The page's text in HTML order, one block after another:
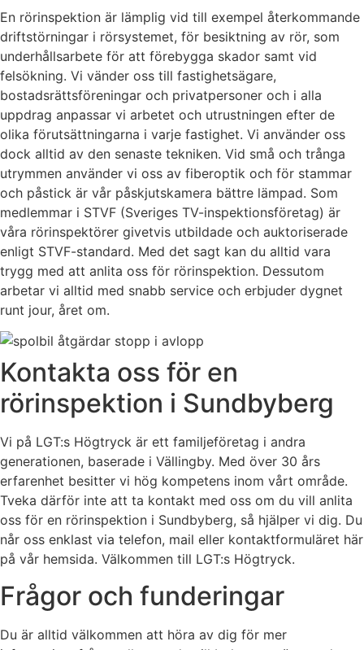
En rörinspektion är lämplig vid till exempel återkommande
driftstörningar i rörsystemet, för besiktning av rör, som
underhållsarbete för att förebygga skador samt vid
felsökning. Vi vänder oss till fastighetsägare,
bostadsrättsföreningar och privatpersoner och i alla
uppdrag anpassar vi arbetet och utrustningen efter de
olika förutsättningarna i varje fastighet. Vi använder oss
dock alltid av den senaste tekniken. Vid små och trånga
utrymmen använder vi oss av fiberoptik och för stammar
och påstick är vår påskjutskamera bättre lämpad. Som
medlemmar i STVF (Sveriges TV-inspektionsföretag) är
våra rörinspektörer givetvis utbildade och auktoriserade
enligt STVF-standard. Med det sagt kan du alltid vara
trygg med att anlita oss för rörinspektion. Dessutom
arbetar vi alltid med snabb service och erbjuder dygnet
runt jour, året om.
Kontakta oss för en
rörinspektion i Sundbyberg
Vi på LGT:s Högtryck är ett familjeföretag i andra
generationen, baserade i Vällingby. Med över 30 års
erfarenhet besitter vi hög kompetens inom vårt område.
Tveka därför inte att ta kontakt med oss om du vill anlita
oss för en rörinspektion i Sundbyberg, så hjälper vi dig. Du
når oss enklast via telefon, mail eller kontaktformuläret här
på vår hemsida. Välkommen till LGT:s Högtryck.
Frågor och funderingar
Du är alltid välkommen att höra av dig för mer